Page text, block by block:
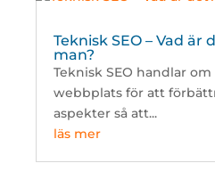
Teknisk SEO – Vad är
man?
Teknisk SEO handlar
webbplats för att
aspekter så att...
läs mer